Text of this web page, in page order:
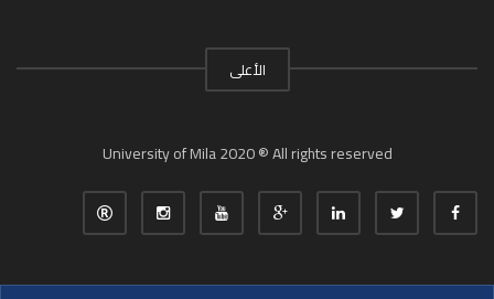
الأعلى
University of Mila 2020 ® All rights reserved